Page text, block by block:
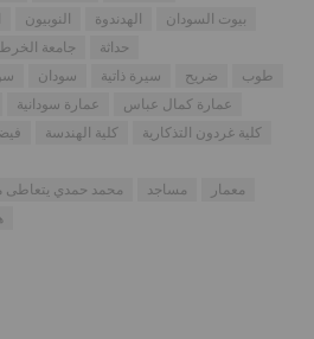
النوبيون الهدندوة
بيوت السودان
جامعة
حداثة
سودان سيرة ذاتية ضريح
طوب
عمارة سودانية
عمارة كمال عباس
كلية الهندسة
كلية غردون التذكارية
محمد حمدي يتعاطى
مساجد
معمار